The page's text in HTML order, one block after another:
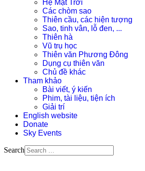
Hệ Mặt Trời
Các chòm sao
Thiên cầu, các hiện tượng
Sao, tinh vân, lỗ đen, ...
Thiên hà
Vũ trụ học
Thiên văn Phương Đông
Dụng cụ thiên văn
Chủ đề khác
Tham khảo
Bài viết, ý kiến
Phim, tài liệu, tiện ích
Giải trí
English website
Donate
Sky Events
Search